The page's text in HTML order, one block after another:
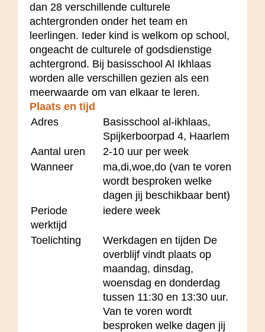
dan 28 verschillende culturele
achtergronden onder het team en
leerlingen. Ieder kind is welkom op school,
ongeacht de culturele of godsdienstige
achtergrond. Bij basisschool Al Ikhlaas
worden alle verschillen gezien als een
meerwaarde om van elkaar te leren.
Plaats en tijd
Adres
Basisschool al-ikhlaas,
Spijkerboorpad 4, Haarlem
Aantal uren
2-10 uur per week
Wanneer
ma,di,woe,do (van te voren
wordt besproken welke
dagen jij beschikbaar bent)
Periode
werktijd
iedere week
Toelichting
Werkdagen en tijden De
overblijf vindt plaats op
maandag, dinsdag,
woensdag en donderdag
tussen 11:30 en 13:30 uur.
Van te voren wordt
besproken welke dagen jij